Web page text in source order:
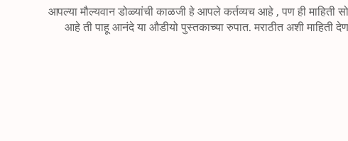
आहे ती पाहू आनंदे या औडीयो पुस्तकाच्या रुपात. मराठीत अशी माहिती देणारी पुस्तके कमी आहेत आणि म्हणूनच या पुस्तकाचे महत्व अनन्यसाधारण